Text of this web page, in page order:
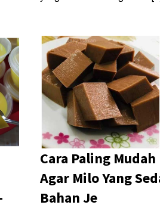
Cara Paling
Agar Milo Yang
Bahan Je